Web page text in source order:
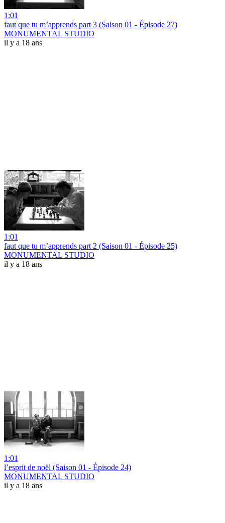
1:01
faut que tu m’apprends part 3 (Saison 01 - Épisode 27)
MONUMENTAL STUDIO
il y a 18 ans
1:01
faut que tu m’apprends part 2 (Saison 01 - Épisode 25)
MONUMENTAL STUDIO
il y a 18 ans
1:01
l’esprit de noël (Saison 01 - Épisode 24)
MONUMENTAL STUDIO
il y a 18 ans